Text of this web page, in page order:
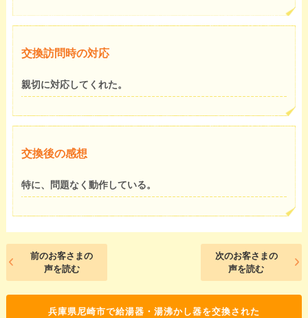
交換訪問時の対応
親切に対応してくれた。
交換後の感想
特に、問題なく動作している。
前のお客さまの
声を読む
次のお客さまの
声を読む
兵庫県尼崎市で給湯器・湯沸かし器を交換された